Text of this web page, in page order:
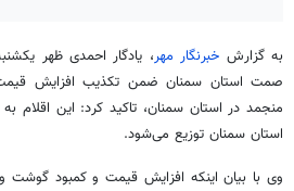
به گزارش خبرنگار مهر، یادگار احمدی ظهر
صمت استان سمنان ضمن تکذیب افزایش
منجمد در استان سمنان، تاکید کرد: این اقلام
استان سمنان توزیع می‌شود.
وی با بیان اینکه افزایش قیمت و کمبود